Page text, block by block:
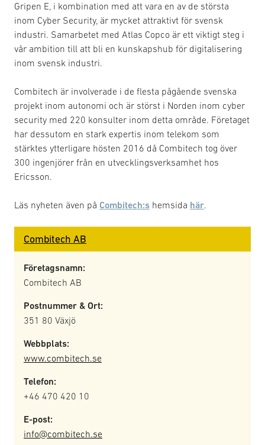
Gripen E, i kombination med att vara en av de största
inom Cyber Security, är mycket attraktivt för svensk
industri. Samarbetet med Atlas Copco är ett viktigt steg i
vår ambition till att bli en kunskapshub för digitalisering
inom svensk industri.
Combitech är involverade i de flesta pågående svenska
projekt inom autonomi och är störst i Norden inom cyber
security med 220 konsulter inom detta område. Företaget
har dessutom en stark expertis inom telekom som
stärktes ytterligare hösten 2016 då Combitech tog över
300 ingenjörer från en utvecklingsverksamhet hos
Ericsson.
Läs nyheten även på Combitech:s hemsida här.
Combitech AB
Företagsnamn:
Combitech AB
Postnummer & Ort:
351 80 Växjö
Webbplats:
www.combitech.se
Telefon:
+46 470 420 10
E-post:
info@combitech.se